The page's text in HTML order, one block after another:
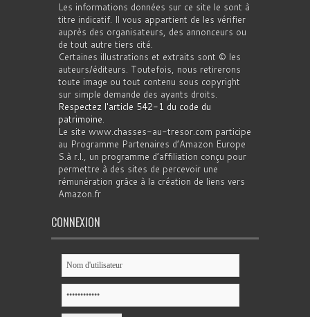
Les informations données sur ce site le sont à
titre indicatif. Il vous appartient de les vérifier
auprès des organisateurs, des annonceurs ou
de tout autre tiers cité.
Certaines illustrations et extraits sont © les
auteurs/éditeurs. Toutefois, nous retirerons
toute image ou tout contenu sous copyright
sur simple demande des ayants droits.
Respectez l'article 542-1 du code du
patrimoine.
Le site www.chasses-au-tresor.com participe
au Programme Partenaires d’Amazon Europe
S.à r.l., un programme d’affiliation conçu pour
permettre à des sites de percevoir une
rémunération grâce à la création de liens vers
Amazon.fr
CONNEXION